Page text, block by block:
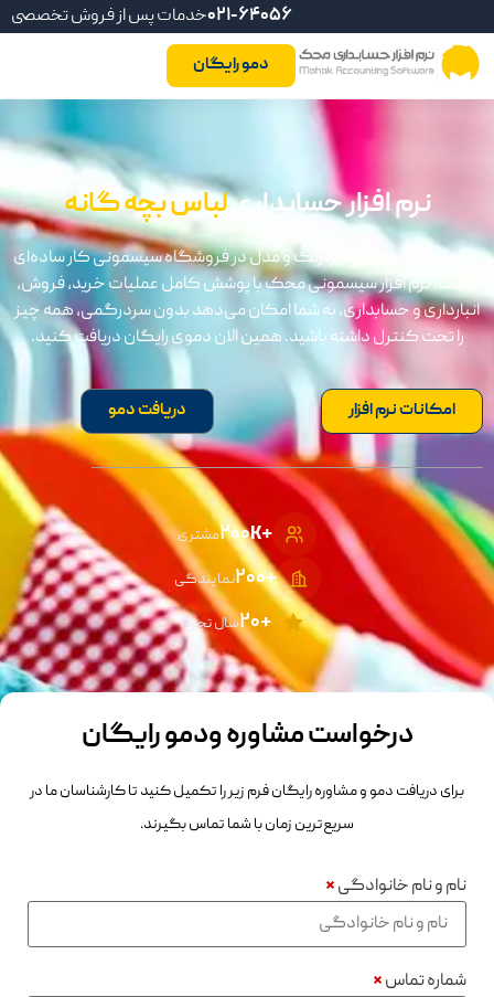
خدمات پس از فروش تخصصی021-64056
دمو رایگان
نرم افزار حسابداریلباس بچه گانه
تنوع بالای سایز، رنگ و مدل در فروشگاه سیسمونی کار ساده‌ای
نرم افزار سیسمونی محک با پوشش کامل عملیات خرید، فروش،
و حسابداری، به شما امکان می‌دهد بدون سردرگمی، همه چیز
تحت کنترل داشته باشید. همین الان دموی رایگان دریافت کنید.
امکانات نرم افزار دریافت دمو
+۲۰۰K مشتری
+2۰۰ نمایندگی
+۲۰ سال تجربه
درخواست مشاوره ودمو رایگان
دریافت دمو و مشاوره رایگان فرم زیر را تکمیل کنید تا کارشناسان ما در
سریع‌ترین زمان با شما تماس بگیرند.
و نام خانوادگی*
تماس*